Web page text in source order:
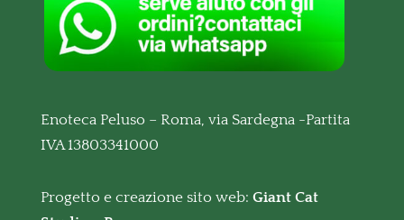
Enoteca Peluso – Roma, via Sardegna -Partita
IVA 13803341000
Progetto e creazione sito web: Giant Cat